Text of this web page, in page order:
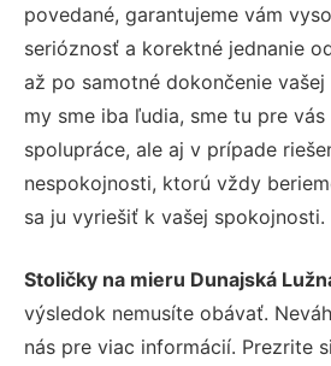
povedané, garantujeme vám
serióznosť a korektné jednanie
až po samotné dokončenie vašej
my sme iba ľudia, sme tu pre
spolupráce, ale aj v prípade
nespokojnosti, ktorú vždy
sa ju vyriešiť k vašej spokojnosti.
Stoličky na mieru Dunajská
výsledok nemusíte obávať.
nás pre viac informácií. Prezrite